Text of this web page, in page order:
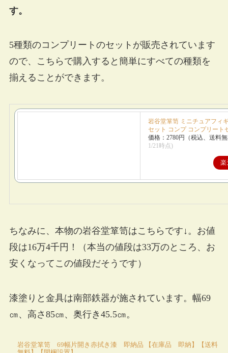
す。
5種類のコンプリートのセットが販売されています
ので、こちらで購入すると簡単にすべての種類を
揃えることができます。
岩谷堂箪笥 ミニチュアフィ
セット コンプ コンプリート
価格：2780円（税込、送料
1/21時点)
楽
ちなみに、本物の岩谷堂箪笥はこちらです↓。お値
段は16万4千円！（本当の値段は33万のところ、お
安くなってこの値段だそうです）
漆塗りと金具は南部鉄器が施されています。幅69
㎝、高さ85㎝、奥行き45.5㎝。
岩谷堂箪笥 69幅片開き赤拭き漆 即納品 【在庫品 即納】【送料